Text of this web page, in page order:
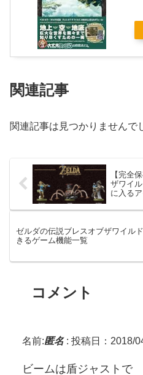
関連記事
関連記事は見つかりませんで
【完全
ザワイ
に入る
ゼルダの伝説ブレスオブザワイル
きるゲーム機能一覧
コメント
名前:匿名: 投稿日：2018/
ビームは盾ジャストで